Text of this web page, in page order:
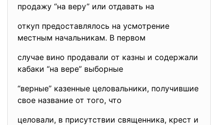
продажу “на веру” или отдавать на
откуп предоставлялось на усмотрение
местным начальникам. В первом
случае вино продавали от казны и содержали
кабаки “на вере” выборные
“верные” казенные целовальники, получившие
свое название от того, что
целовали, в присутствии священника, крест и